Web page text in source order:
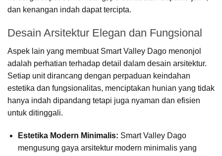
dan kenangan indah dapat tercipta.
Desain Arsitektur Elegan dan Fungsional
Aspek lain yang membuat Smart Valley Dago menonjol
adalah perhatian terhadap detail dalam desain arsitektur.
Setiap unit dirancang dengan perpaduan keindahan
estetika dan fungsionalitas, menciptakan hunian yang tidak
hanya indah dipandang tetapi juga nyaman dan efisien
untuk ditinggali.
Estetika Modern Minimalis: Smart Valley Dago
mengusung gaya arsitektur modern minimalis yang